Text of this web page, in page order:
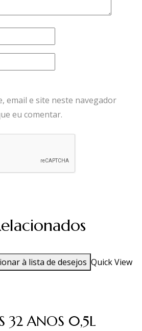
email e site neste navegador
eu comentar.
à lista de desejos Quick View
32 ANOS 0,5L